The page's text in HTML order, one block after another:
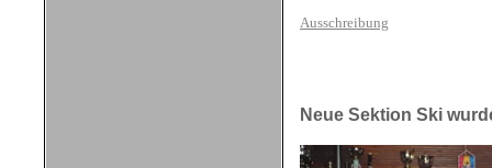
Ausschreibung
Neue Sektion Ski